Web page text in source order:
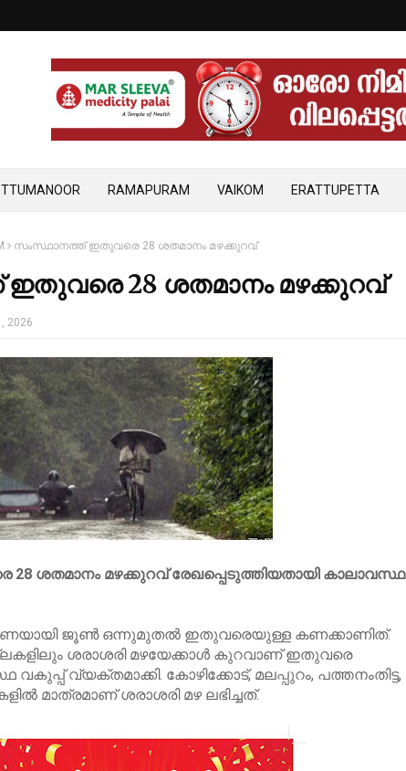
RAMAPURAM VAIKOM ERATTUPETTA
സംസ്ഥാനത്ത് ഇതുവരെ 28 ശതമാനം മഴക്കുറവ്
28 ശതമാനം മഴക്കുറവ്
2026
ശതമാനം മഴക്കുറവ് രേഖപ്പെടുത്തിയതായി കാലാവസ്ഥ
ജൂണ്‍ ഒന്നുമുതൽ ഇതുവരെയുള്ള കണക്കാണിത്.
ശരാശരി മഴയേക്കാള്‍ കുറവാണ് ഇതുവരെ
വകുപ്പ് വ്യക്തമാക്കി. കോഴിക്കോട്, മലപ്പുറം, പത്തനംതിട്ട,
മാത്രമാണ് ശരാശരി മഴ ലഭിച്ചത്.